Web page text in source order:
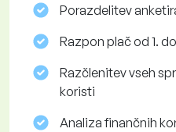
Porazdelitev
Razpon plač od 1.
Razčlenitev vseh
koristi
Analiza finančnih